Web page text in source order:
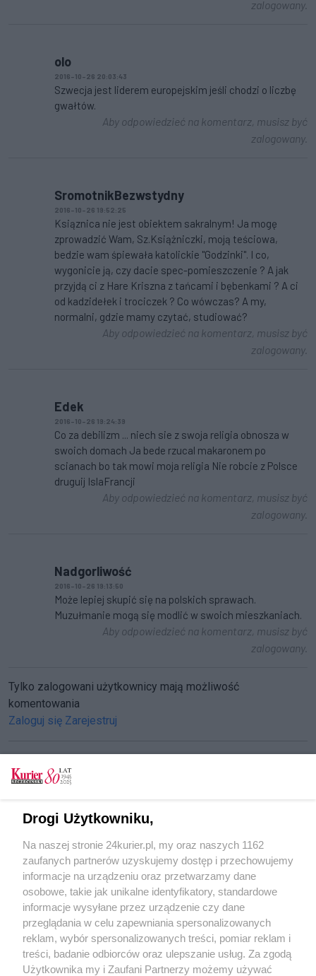
zalogowany.
olo
2016-10-26 20:03:43
Szwecja jest liderem europejskim jeśli chodzi o liczbę
gwałtów.
Aby odpowiedzieć na komentarz, musisz być
zalogowany.
SromotnikBezwstydny
2016-10-26 19:52:25
Ksiąznica nie jest obiektem sakralnym! Ja mogę
zprowadzić Wam, Sz.Książniczki, moją teściowa,
bedzie wam śpiewała katolickie "Godzinki". I co,
wygonicie ją, czy dacie spec-pomieszczenie ? A jak
przyjdą ci z Hare Kriszna z tańcami i bębenkami ? A ci
od kadzidełek i trociczek ? Co wówczas? A my,
normalni, gdzie mamy czytać, studiować?
Aby odpowiedzieć na komentarz, musisz być
zalogowany.
Edek
2016-10-26 19:24:39
Co za debilizm ... niech sie z swoja religia obnosza w
swoich domach Ja bede rzucal makaronem po
scianach bo tak mowi moja religia Nie robcie z Polsce
druguij IslaFrancji
Aby odpowiedzieć na komentarz, musisz być
zalogowany.
Nadgorliwość
2016-10-26 19:13:50
Może lepiej skupić się na polskich sprawach.
Muzułmanie mogą się modlić w swoich mieszkaniach.
Aby odpowiedzieć na komentarz, musisz być
zalogowany.
Tylko zalogowani użytkownicy mają możliwość
komentowania
Zaloguj się Zarejestruj
Odkrywcy wyobraźni (1)
Wajda w Książnicy
Zamknięto sklepy z „niestosowną” odzieżą
POGODA
18℃
Drogi Użytkowniku,
Na naszej stronie 24kurier.pl, my oraz naszych 1162
zaufanych partnerów uzyskujemy dostęp i przechowujemy
informacje na urządzeniu oraz przetwarzamy dane
osobowe, takie jak unikalne identyfikatory, standardowe
informacje wysyłane przez urządzenie czy dane
przeglądania w celu zapewniania spersonalizowanych
reklam, wybór spersonalizowanych treści, pomiar reklam i
treści, badanie odbiorców oraz ulepszanie usług. Za zgodą
Użytkownika my i Zaufani Partnerzy możemy używać